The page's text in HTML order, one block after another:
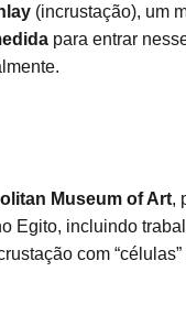
(incrustação), um
para entrar
Museum of Art,
Egito, incluindo
com